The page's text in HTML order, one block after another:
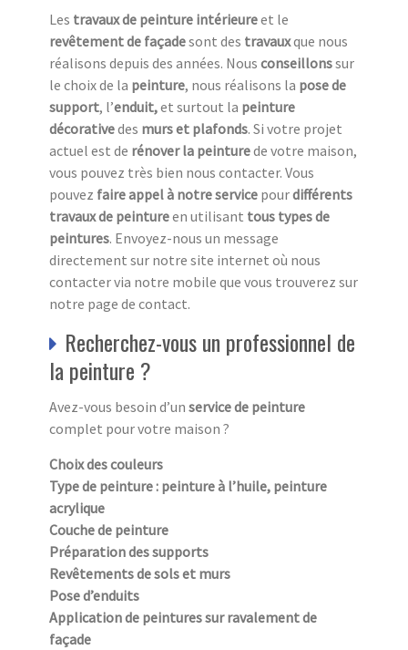
Les travaux de peinture intérieureet le
revêtement de façadesont des travauxque nous
réalisons depuis des années. Nous conseillonssur
le choix de la peinture, nous réalisons la pose de
support, l’enduit,et surtout la peinture
décorativedes murs et plafonds. Si votre projet
actuel est de rénover la peinturede votre maison,
vous pouvez très bien nous contacter. Vous
pouvez faire appel à notre service pourdifférents
travaux de peintureen utilisant tous types de
peintures. Envoyez-nous un message
directement sur notre site internet où nous
contacter via notre mobile que vous trouverez sur
notre page de contact.
Recherchez-vous un professionnel de
la peinture ?
Avez-vous besoin d’un service de peinture
complet pour votre maison ?
Choix des couleurs
Type de peinture : peinture à l’huile, peinture
acrylique
Couche de peinture
Préparation des supports
Revêtements de sols et murs
Pose d’enduits
Application de peintures sur ravalement de
façade